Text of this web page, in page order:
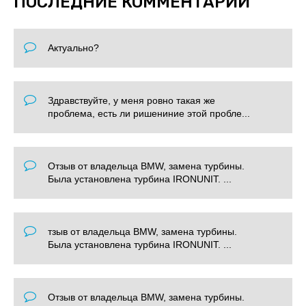
Актуально?
Здравствуйте, у меня ровно такая же
проблема, есть ли ришениние этой пробле...
Отзыв от владельца BMW, замена турбины.
Была установлена турбина IRONUNIT. ...
тзыв от владельца BMW, замена турбины.
Была установлена турбина IRONUNIT. ...
Отзыв от владельца BMW, замена турбины.